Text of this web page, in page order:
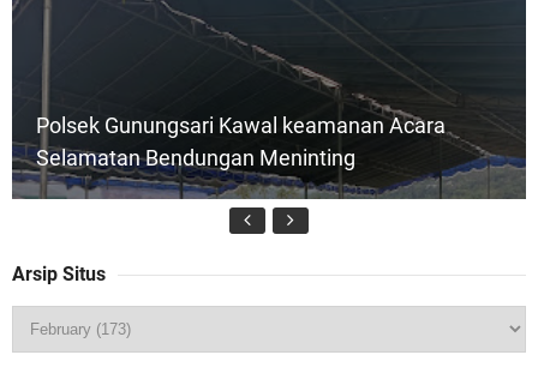
Polsek Gunungsari Kawal keamanan Acara
Selamatan Bendungan Meninting
Arsip Situs